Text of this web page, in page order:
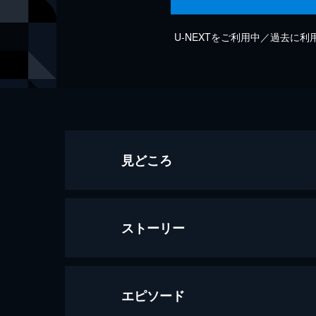
U-NEXTをご利用中／過去に利
見どころ
ストーリー
エピソード